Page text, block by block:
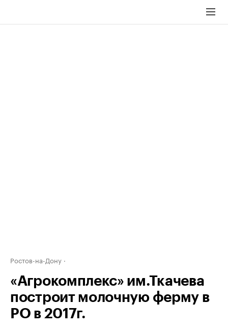
Ростов-на-Дону
«Агрокомплекс» им.Ткачева
построит молочную ферму в
РО в 2017г.